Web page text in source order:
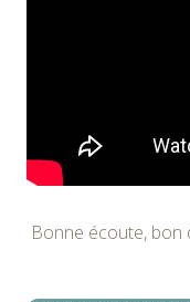
Bonne écoute, bon